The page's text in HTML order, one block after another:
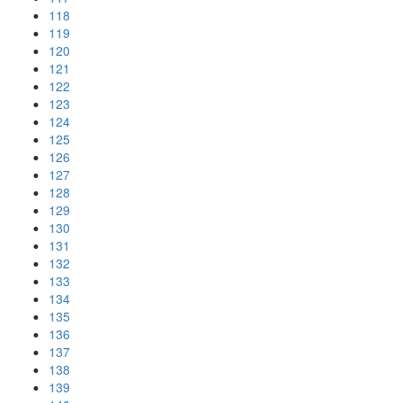
118
119
120
121
122
123
124
125
126
127
128
129
130
131
132
133
134
135
136
137
138
139